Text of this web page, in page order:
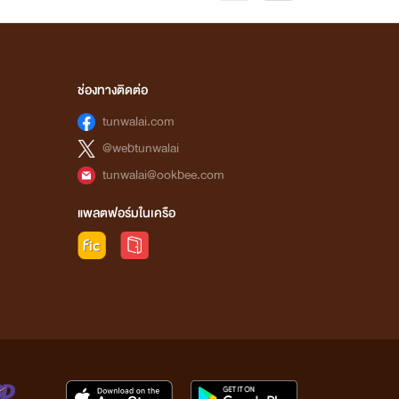
ช่องทางติดต่อ
tunwalai.com
@webtunwalai
tunwalai@ookbee.com
แพลตฟอร์มในเครือ